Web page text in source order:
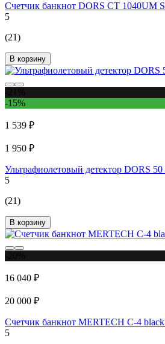
Счетчик банкнот DORS CT 1040UM
5
(21)
В корзину
-15%
1 539 ₽
1 950 ₽
Ультрафиолетовый детектор DORS
5
(21)
В корзину
16 040 ₽
20 000 ₽
Счетчик банкнот MERTECH C-4
5